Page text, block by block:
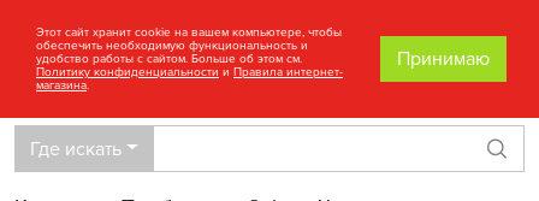
Где искать
Этот сайт хранит cookie на вашем компьютере, чтобы
обеспечить необходимую функциональность и
удобство работы с сайтом. Больше об этом см.
Политику конфиденциальности и Правила интернет-
магазина.
Принимаю